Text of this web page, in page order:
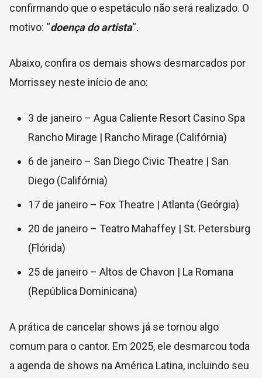
confirmando que o espetáculo não será realizado. O
motivo: “doença do artista“.
Abaixo, confira os demais shows desmarcados por
Morrissey neste início de ano:
3 de janeiro – Agua Caliente Resort Casino Spa
Rancho Mirage | Rancho Mirage (Califórnia)
6 de janeiro – San Diego Civic Theatre | San
Diego (Califórnia)
17 de janeiro – Fox Theatre | Atlanta (Geórgia)
20 de janeiro – Teatro Mahaffey | St. Petersburg
(Flórida)
25 de janeiro – Altos de Chavon | La Romana
(República Dominicana)
A prática de cancelar shows já se tornou algo
comum para o cantor. Em 2025, ele desmarcou toda
a agenda de shows na América Latina, incluindo seu